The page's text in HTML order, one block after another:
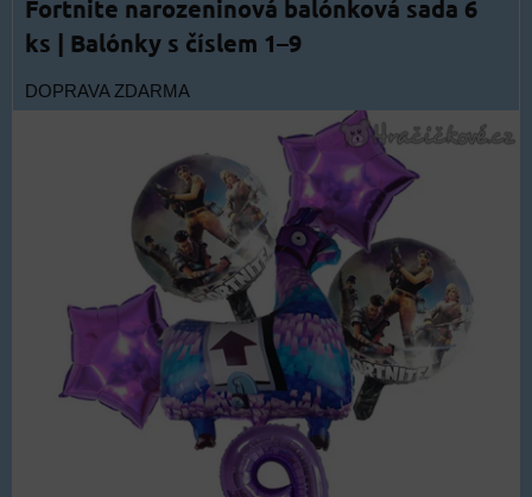
Fortnite narozeninová balónková sada 6
ks | Balónky s číslem 1–9
DOPRAVA ZDARMA